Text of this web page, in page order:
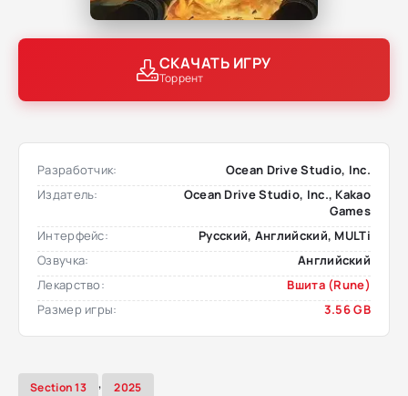
СКАЧАТЬ ИГРУ
Торрент
Разработчик:
Ocean Drive Studio, Inc.
Издатель:
Ocean Drive Studio, Inc., Kakao
Games
Интерфейс:
Русский, Английский, MULTi
Озвучка:
Английский
Лекарство:
Вшита (Rune)
Размер игры:
3.56 GB
Section 13 , 2025